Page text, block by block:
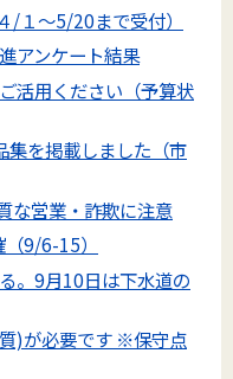
/１～5/20まで受付）
アンケート結果
活用ください（予算状
集を掲載しました（市
な営業・詐欺に注意
9/6-15）
。9月10日は下水道の
)が必要です ※保守点